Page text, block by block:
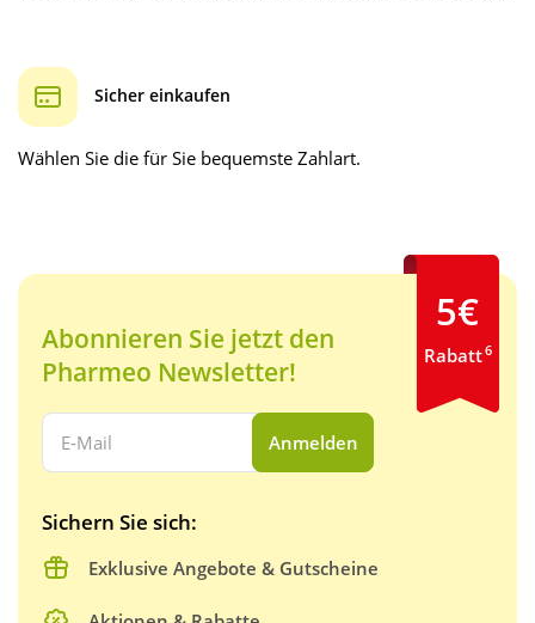
Sicher einkaufen
Wählen Sie die für Sie bequemste Zahlart.
Abonnieren Sie jetzt den
Pharmeo Newsletter!
Ihre E-Mail Adresse:
Anmelden
Sichern Sie sich:
Exklusive Angebote & Gutscheine
5€
Rabatt6